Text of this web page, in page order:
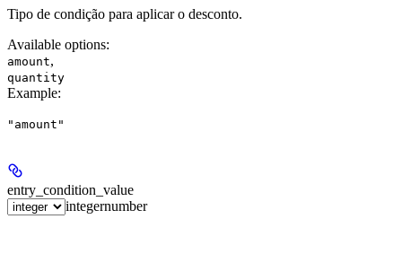
Tipo de condição para aplicar o desconto.
Available options:
amount,
quantity
Example:
"amount"
entry_condition_value
integernumber